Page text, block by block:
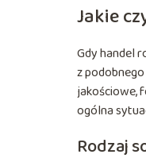
Jakie
Gdy handel
z
jakościowe,
ogólna
Rodzaj